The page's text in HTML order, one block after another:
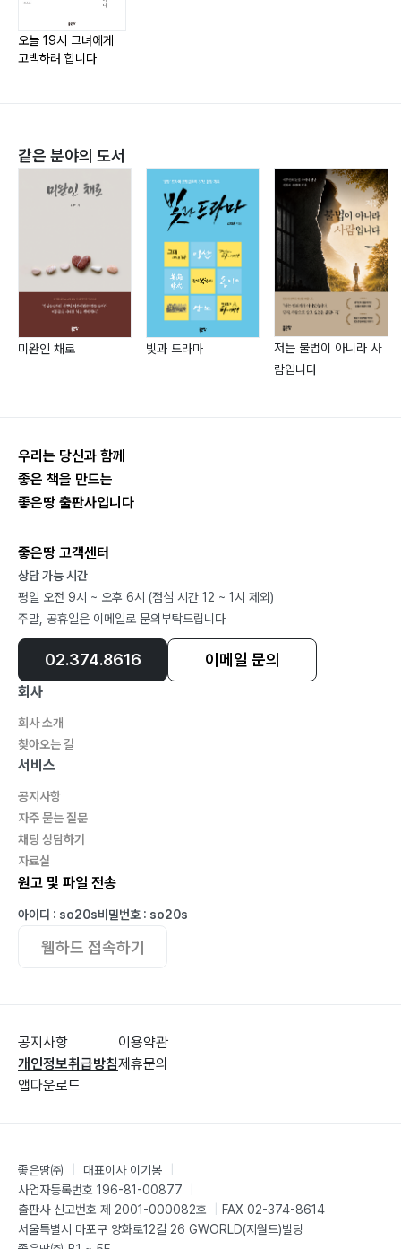
중독 ?96
그늘 ?102
스케치 ?107
거짓말 ?109
밥상 ?113
주문 ?116
황소 ?122
꿈 ?129
감동 ?132
오늘 19시 그녀에게
고백하려 합니다
같은 분야의 도서
미완인 채로 빛과 드라마
저는 불법이 아니라 사
람입니다
우리는 당신과 함께
좋은 책을 만드는
좋은땅 출판사입니다
좋은땅 고객센터
상담 가능 시간
평일 오전 9시 ~ 오후 6시 (점심 시간 12 ~ 1시 제외)
주말, 공휴일은 이메일로 문의부탁드립니다
02.374.8616 이메일 문의
회사
회사 소개
찾아오는 길
서비스
공지사항
자주 묻는 질문
채팅 상담하기
자료실
원고 및 파일 전송
아이디 : so20s비밀번호 : so20s
웹하드 접속하기
공지사항
개인정보취급방침
앱다운로드
이용약관
제휴문의
좋은땅㈜ 대표이사 이기봉
사업자등록번호 196-81-00877
출판사 신고번호 제 2001-000082호
FAX 02-374-8614
서울특별시 마포구 양화로12길 26 GWORLD(지월드)빌딩